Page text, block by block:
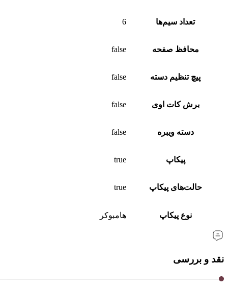
تعداد سیم‌ها 6
محافظ صفحه false
پیچ تنظیم دسته false
برش کات‌ اوی false
دسته ویبره false
پیکاپ true
حالت‌های پیکاپ true
نوع پیکاپ هامبوکر
نقد و بررسی